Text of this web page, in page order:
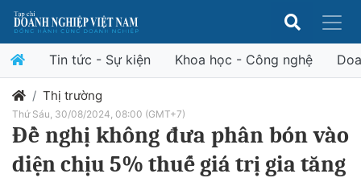
Tin tức - Sự kiện Khoa học - Công nghệ
Thị trường
Thứ Sáu, 30/08/2024, 08:00 (GMT+7)
Đề nghị không đưa phân bón vào
diện chịu 5% thuế giá trị gia tăng